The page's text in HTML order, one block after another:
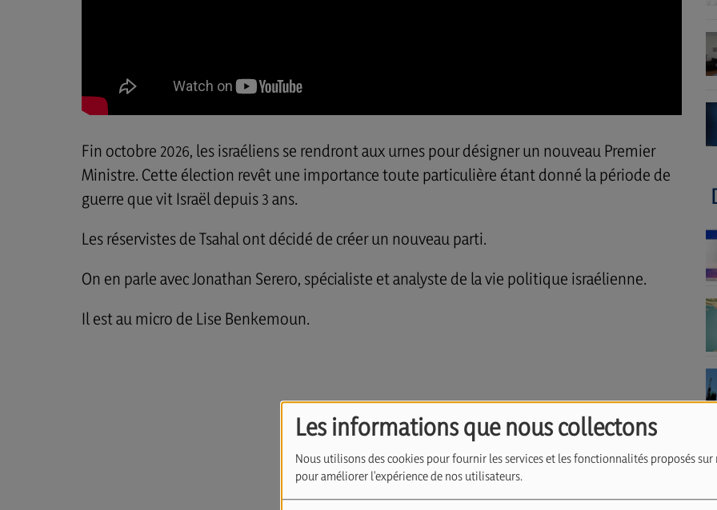
Les informations que nous collectons
Nous utilisons des cookies pour fournir les services et les fonctionnalités proposés
pour améliorer l'expérience de nos utilisateurs.
Fin octobre 2026, les israéliens se rendront aux urnes pour désigner un nouveau Premier
Ministre. Cette élection revêt une importance toute particulière étant donné la période de
guerre que vit Israël depuis 3 ans.
Les réservistes de Tsahal ont décidé de créer un nouveau parti.
On en parle avec Jonathan Serero, spécialiste et analyste de la vie politique israélienne.
Il est au micro de Lise Benkemoun.